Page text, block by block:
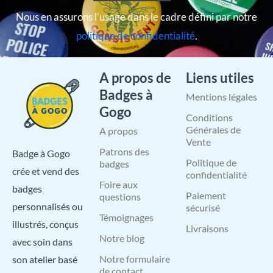
Nous en assurons l’usage dans le cadre défini par notre
politique de confidentialité.
Badge à Gogo
crée et vend des
badges
personnalisés ou
illustrés, conçus
avec soin dans
son atelier basé
A propos de
Badges à
Gogo
A propos
Patrons des
badges
Foire aux
questions
Témoignages
Notre blog
Notre formulaire
Liens utiles
Mentions légales
Conditions
Générales de
Vente
Politique de
confidentialité
Paiement
sécurisé
Livraisons